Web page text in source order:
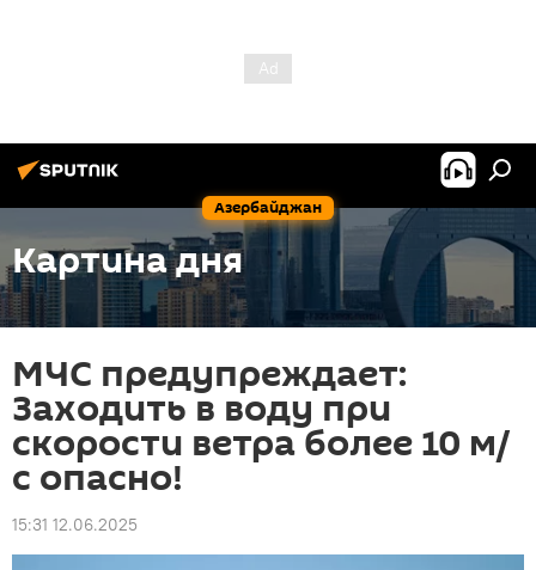
Азербайджан
Картина дня
МЧС предупреждает:
Заходить в воду при
скорости ветра более 10 м/
с опасно!
15:31 12.06.2025